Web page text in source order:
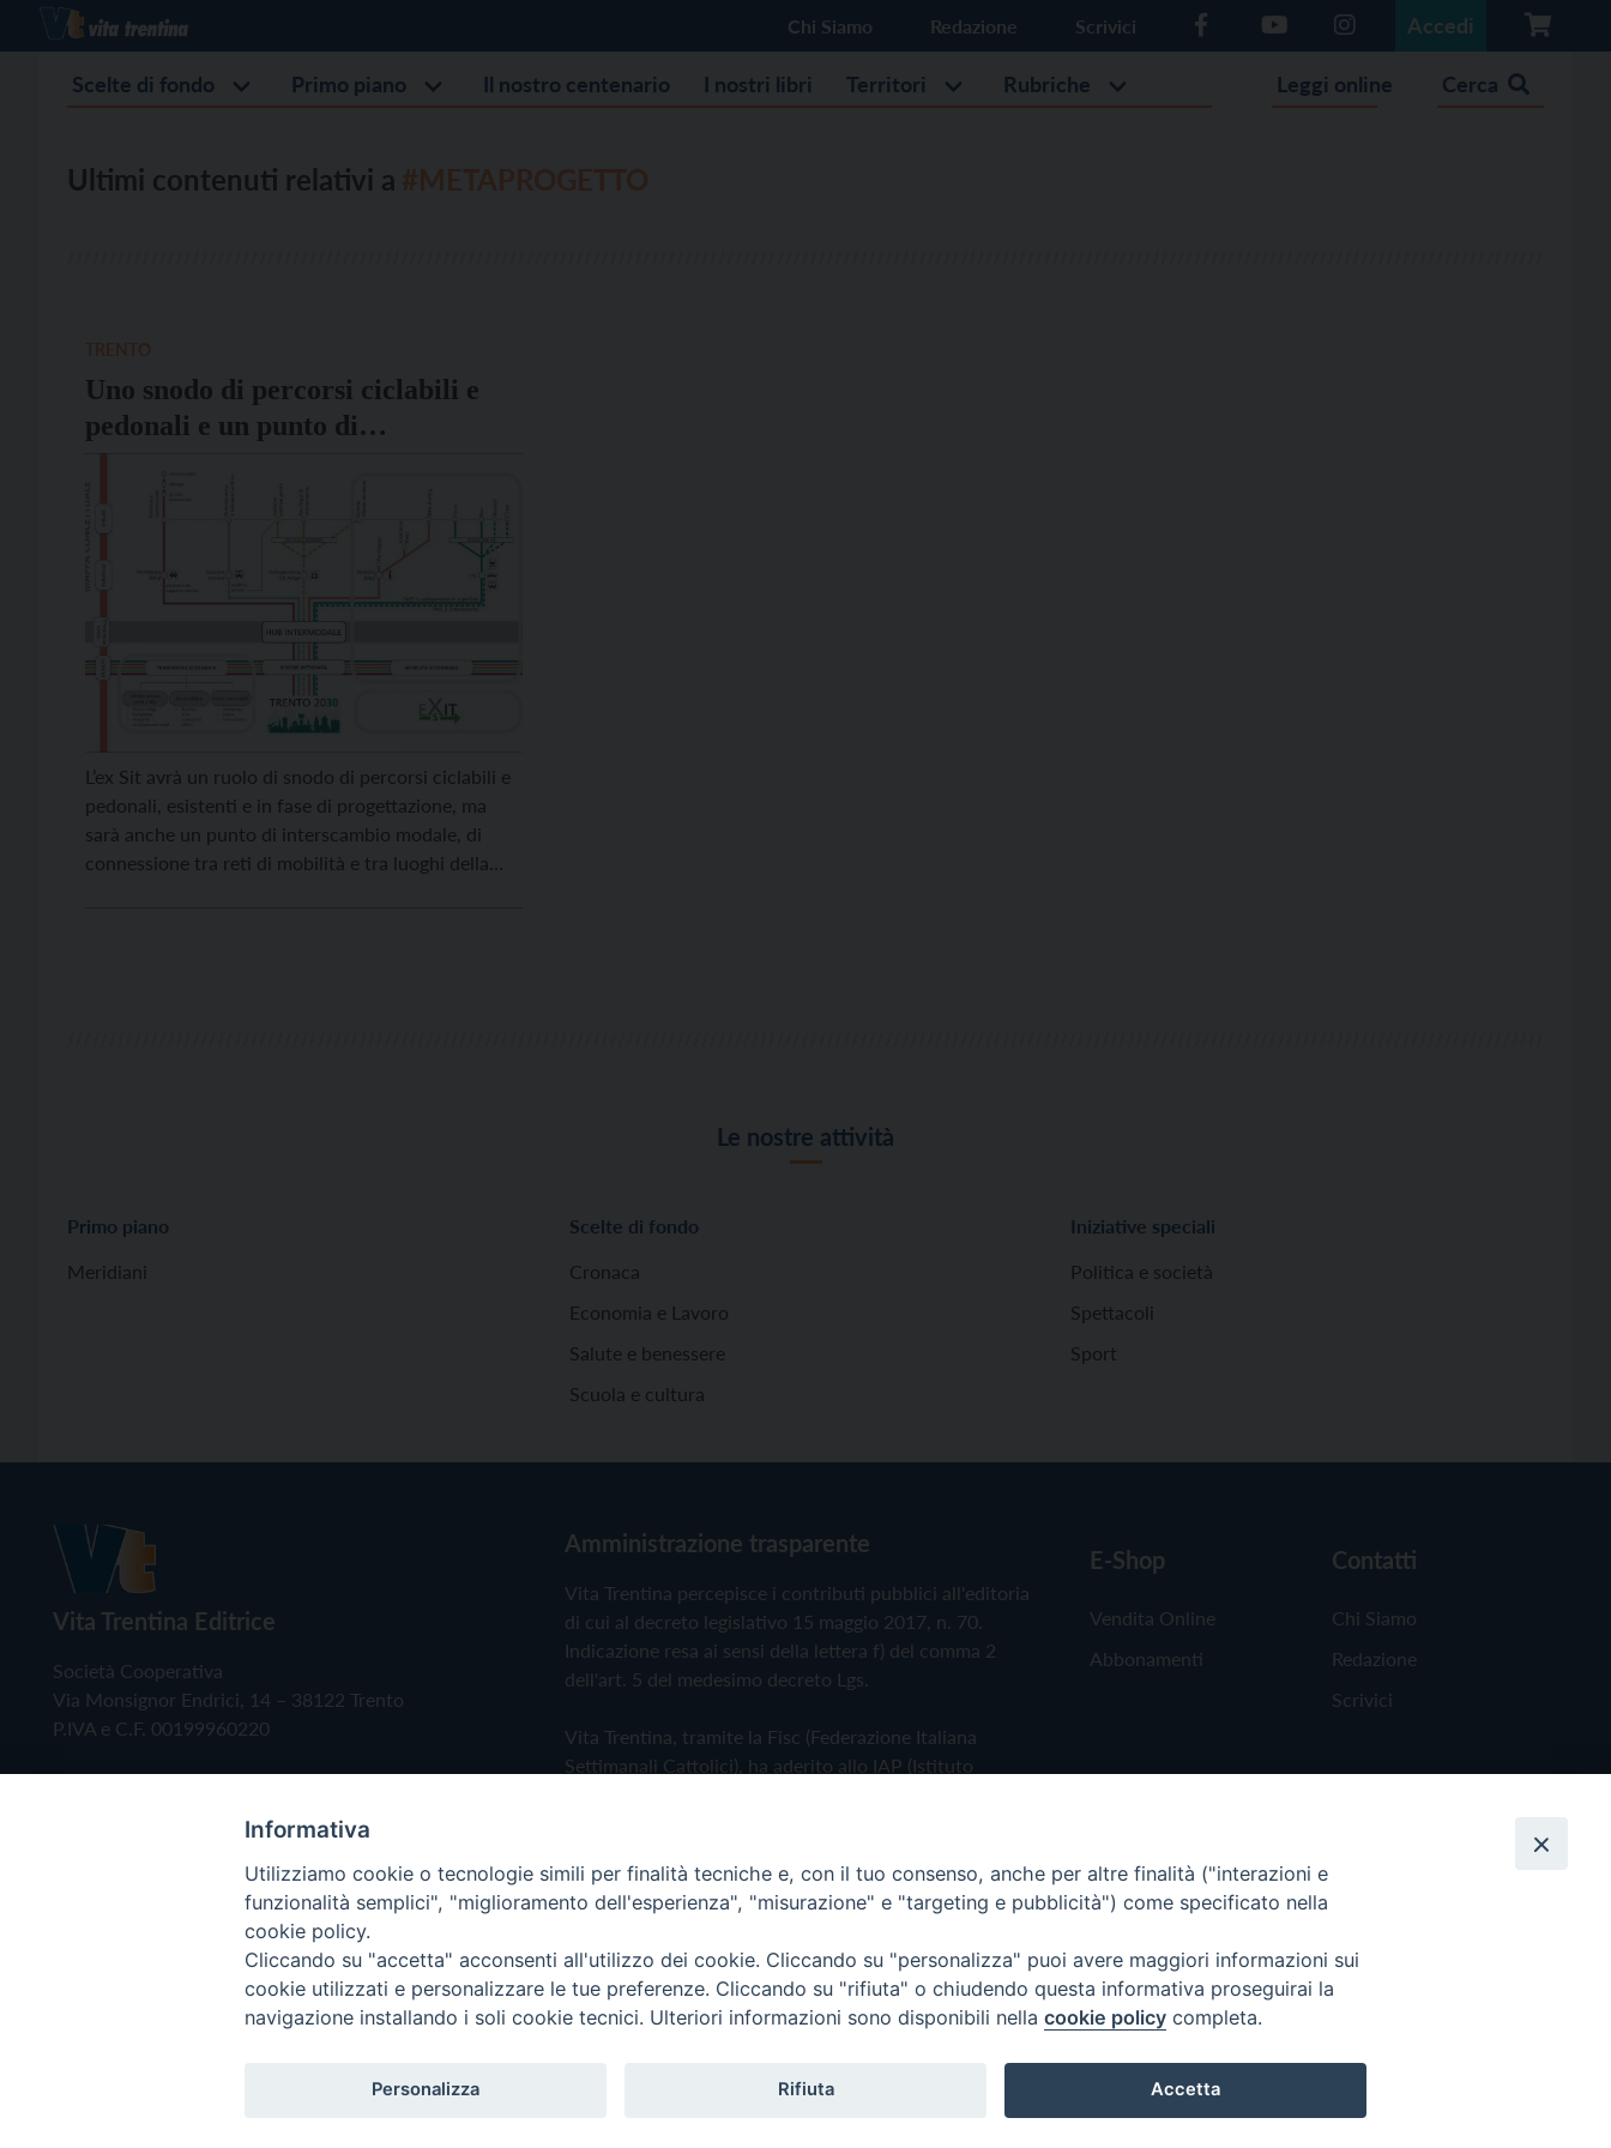
Chi Siamo Redazione Scrivici Accedi
Scelte di fondo Primo piano Il nostro centenario I nostri libri Territori Rubriche Leggi online Cerca
Ultimi contenuti relativi a
Uno snodo di percorsi ciclabili e
pedonali e un punto di
interscambio modale: il progetto di
riqualificazione dell’ex Sit
L’ex Sit avrà un ruolo di snodo di percorsi ciclabili e
pedonali, esistenti e in fase di progettazione, ma
sarà anche un punto di interscambio modale, di
connessione tra reti di mobilità e tra luoghi della
Le nostre attività
Primo piano
Meridiani
Scelte di fondo
Cronaca
Economia e Lavoro
Salute e benessere
Scuola e cultura
Iniziative speciali
Politica e società
Spettacoli
Sport
Vita Trentina Editrice
Società Cooperativa
Via Monsignor Endrici, 14 – 38122 Trento
P.IVA e C.F. 00199960220
Amministrazione trasparente
Vita Trentina percepisce i contributi pubblici all'editoria
di cui al decreto legislativo 15 maggio 2017, n. 70.
Indicazione resa ai sensi della lettera f) del comma 2
dell'art. 5 del medesimo decreto Lgs.
Vita Trentina, tramite la Fisc (Federazione Italiana
Settimanali Cattolici), ha aderito allo IAP (Istituto
Privacy Policy Cookie Policy
E-Shop
Vendita Online
Abbonamenti
Contatti
Chi Siamo
Redazione
Scrivici
Copyright © 2019 - Tutti i diritti riservati - Vita Trentina Editrice
Informativa
Utilizziamo cookie o tecnologie simili per finalità tecniche e, con il tuo consenso, anche per altre finalità ("interazioni e
funzionalità semplici", "miglioramento dell'esperienza", "misurazione" e "targeting e pubblicità") come specificato nella
cookie policy.
Cliccando su "accetta" acconsenti all'utilizzo dei cookie. Cliccando su "personalizza" puoi avere maggiori informazioni sui
cookie utilizzati e personalizzare le tue preferenze. Cliccando su "rifiuta" o chiudendo questa informativa proseguirai la
navigazione installando i soli cookie tecnici. Ulteriori informazioni sono disponibili nella cookie policy completa.
Personalizza Rifiuta Accetta